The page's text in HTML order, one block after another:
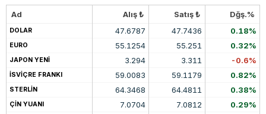
Ad Alış ₺ Satış ₺ Dğş.%
DOLAR 47.6787 47.7436 0.18%
EURO 55.1254 55.251 0.32%
JAPON YENİ 3.294 3.311 -0.6%
İSVİÇRE FRANKI 59.0083 59.1179 0.82%
STERLİN 64.3468 64.4811 0.38%
ÇİN YUANI 7.0704 7.0812 0.29%